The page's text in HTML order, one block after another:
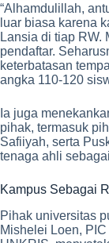
“Alhamdulillah,
luar biasa karena
Lansia di tiap RW.
pendaftar.
keterbatasan
angka 110-120
Ia juga
pihak, termasuk
Safiiyah, serta
tenaga ahli
Kampus Sebagai
Pihak universitas
Mishelei Loen,